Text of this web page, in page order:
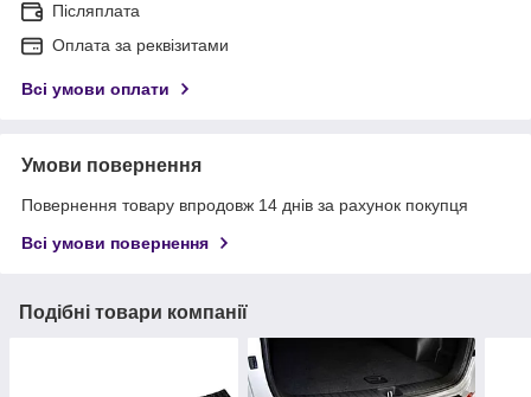
Післяплата
Оплата за реквізитами
Всі умови оплати
Умови повернення
Повернення товару впродовж 14 днів за рахунок покупця
Всі умови повернення
Подібні товари компанії